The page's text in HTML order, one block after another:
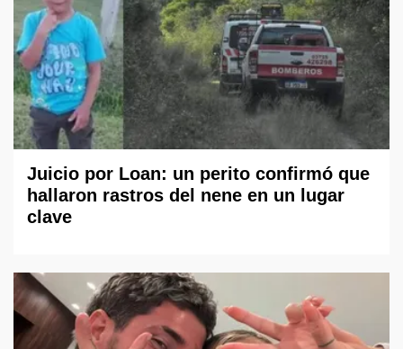
Juicio por Loan: un perito confirmó que
hallaron rastros del nene en un lugar
clave